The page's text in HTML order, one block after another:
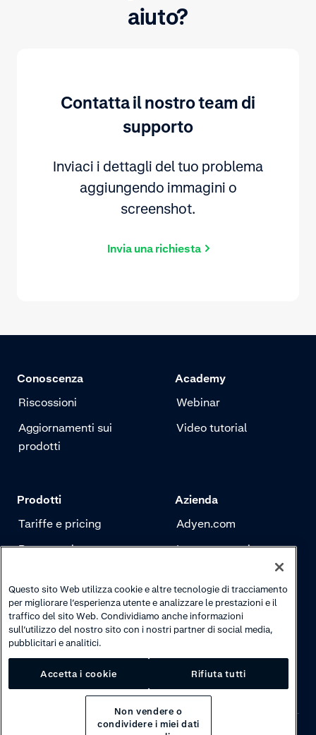
aiuto?
Contatta il nostro team di
supporto
Inviaci i dettagli del tuo problema
aggiungendo immagini o
screenshot.
Invia una richiesta
Conoscenza
Riscossioni
Aggiornamenti sui
prodotti
Academy
Webinar
Video tutorial
Prodotti
Tariffe e pricing
Pagamenti
Autenticazione
Azienda
Adyen.com
La nostra storia
Carriere
Questo sito Web utilizza cookie e altre tecnologie di tracciamento
per migliorare l’esperienza utente e analizzare le prestazioni e il
traffico del sito Web. Condividiamo anche informazioni
sull’utilizzo del nostro sito con i nostri partner di social media,
pubblicitari e analitici.
Accetta i cookie Rifiuta tutti
Non vendere o
condividere i miei dati